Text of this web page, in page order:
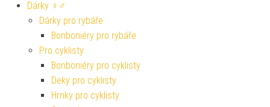
Dárky ♀♂
Dárky pro rybáře
Bonboniéry pro rybáře
Pro cyklisty
Bonboniéry pro cyklisty
Deky pro cyklisty
Hrnky pro cyklisty